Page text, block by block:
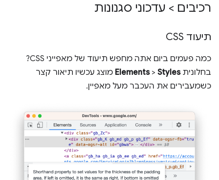
רכיבים > עדכוני סגנונות
תיעוד CSS
כמה פעמים ביום אתה מחפש תיעוד של מאפייני CSS?
בחלונית
Elements> Styles
מוצג עכשיו תיאור קצר
כשמעבירים את העכבר מעל מאפיין.